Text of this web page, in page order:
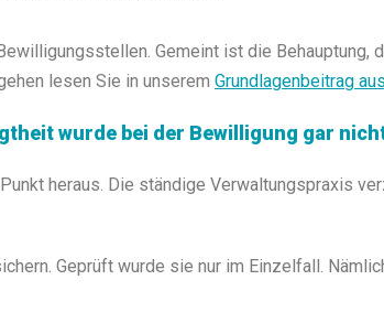
Gemeint ist die Behauptung,
lesen Sie in unserem Grundlagenbeitrag
wurde bei der Bewilligung gar
heraus. Die ständige Verwaltungspraxis
Geprüft wurde sie nur im Einzelfall.